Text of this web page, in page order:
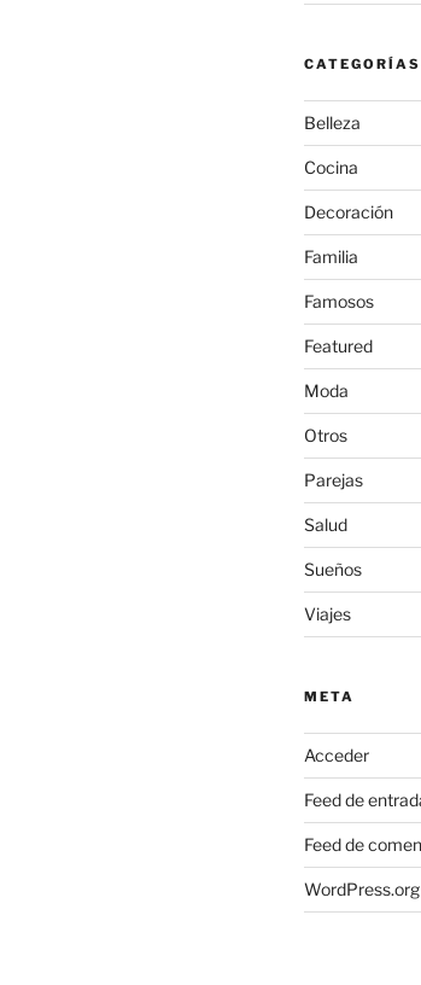
CATEGORÍAS
Belleza
Cocina
Decoración
Familia
Famosos
Featured
Moda
Otros
Parejas
Salud
Sueños
Viajes
META
Acceder
Feed de
Feed de
WordPress.org